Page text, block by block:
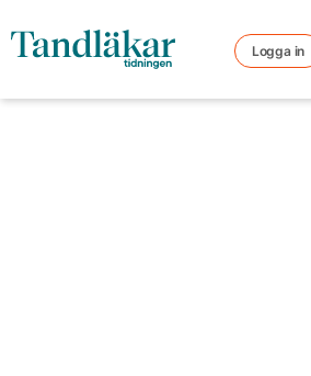
Logga in